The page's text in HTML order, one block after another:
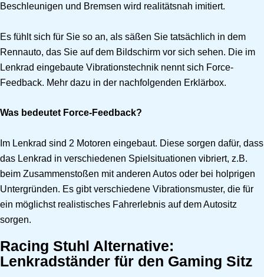
Beschleunigen und Bremsen wird realitätsnah imitiert.
Es fühlt sich für Sie so an, als säßen Sie tatsächlich in dem
Rennauto, das Sie auf dem Bildschirm vor sich sehen. Die im
Lenkrad eingebaute Vibrationstechnik nennt sich Force-
Feedback. Mehr dazu in der nachfolgenden Erklärbox.
Was bedeutet Force-Feedback?
Im Lenkrad sind 2 Motoren eingebaut. Diese sorgen dafür, dass
das Lenkrad in verschiedenen Spielsituationen vibriert, z.B.
beim Zusammenstoßen mit anderen Autos oder bei holprigen
Untergründen. Es gibt verschiedene Vibrationsmuster, die für
ein möglichst realistisches Fahrerlebnis auf dem Autositz
sorgen.
Racing Stuhl Alternative:
Lenkradständer für den Gaming Sitz